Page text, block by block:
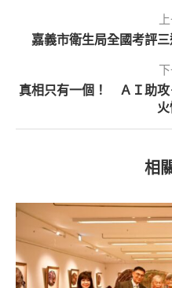
嘉義市衛生局全國考評
真相只有一個！ ＡＩ助攻
相